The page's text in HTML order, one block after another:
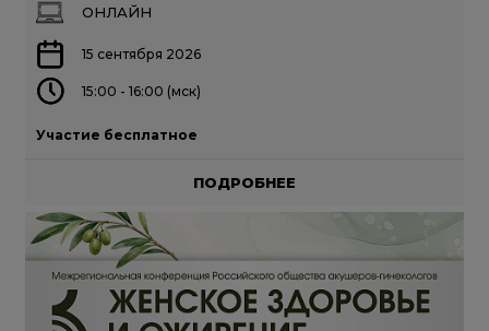
ОНЛАЙН
15 сентября 2026
15:00 - 16:00 (мск)
Участие бесплатное
ПОДРОБНЕЕ